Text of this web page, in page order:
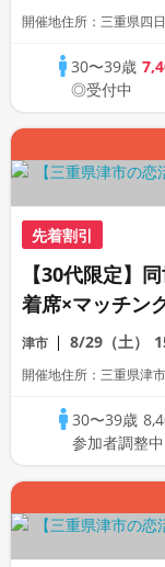
開催地住所：三重県四
30〜39歳
◎受付中
先着割引
【30代限定】
着席×マッチン
ン
津市 8/29（土）
開催地住所：三重県津
30〜39歳
参加者調整中